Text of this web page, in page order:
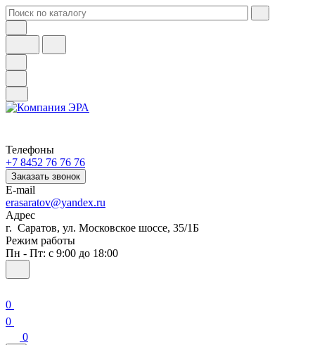
Телефоны
+7 8452 76 76 76
Заказать звонок
E-mail
erasaratov@yandex.ru
Адрес
г. Саратов, ул. Московское шоссе, 35/1Б
Режим работы
Пн - Пт: с 9:00 до 18:00
0
0
0